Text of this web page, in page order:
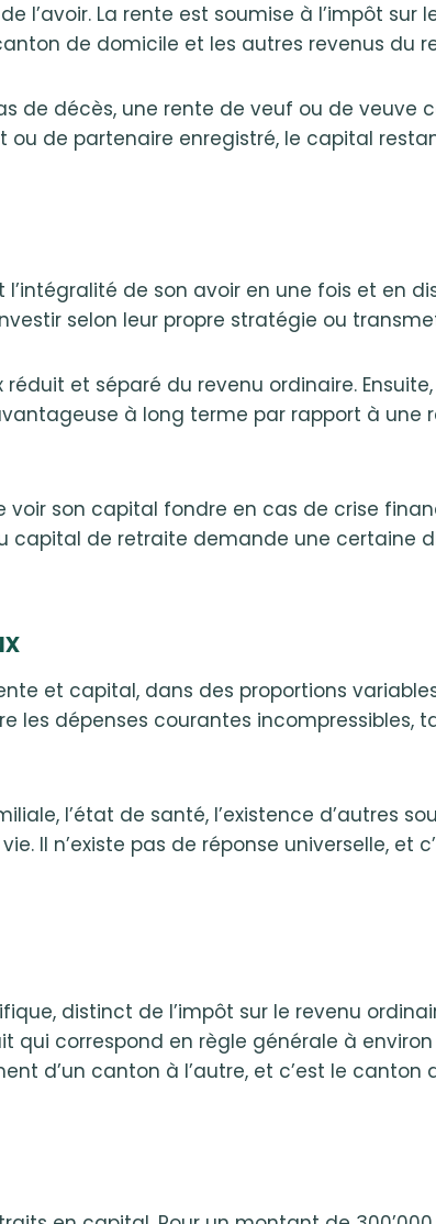
l’avoir. La rente est soumise à l’impôt
de domicile et les autres revenus du
de décès, une rente de veuf ou de veuve
ou de partenaire enregistré, le capital
de son avoir en une fois et en
selon leur propre stratégie ou
et séparé du revenu ordinaire.
à long terme par rapport à
voir son capital fondre en cas de crise
capital de retraite demande une certaine
et capital, dans des proportions
les dépenses courantes incompressibles,
l’état de santé, l’existence d’autres
Il n’existe pas de réponse universelle, et
distinct de l’impôt sur le revenu
qui correspond en règle générale à
d’un canton à l’autre, et c’est le